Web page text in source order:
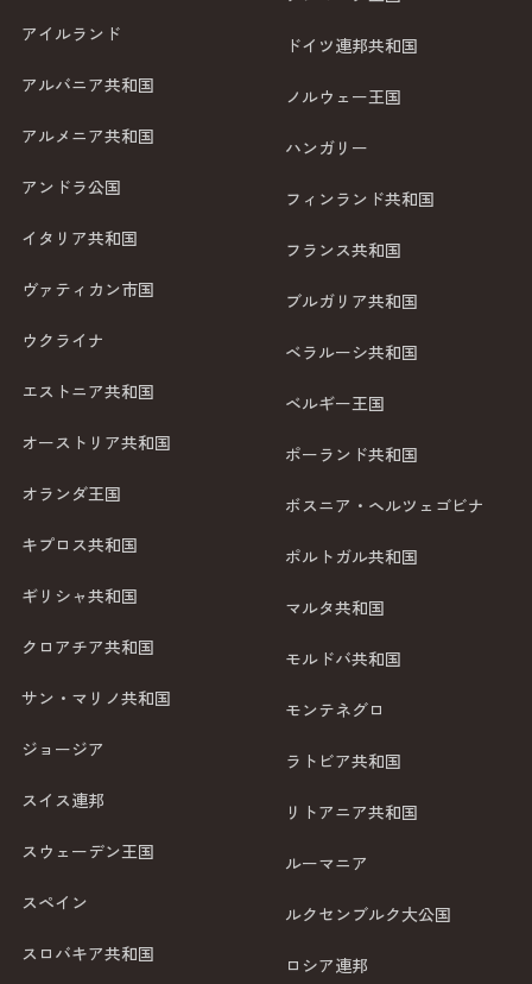
アイルランド
アルバニア共和国
アルメニア共和国
アンドラ公国
イタリア共和国
ヴァティカン市国
ウクライナ
エストニア共和国
オーストリア共和国
オランダ王国
キプロス共和国
ギリシャ共和国
クロアチア共和国
サン・マリノ共和国
ジョージア
スイス連邦
スウェーデン王国
スペイン
スロバキア共和国
ドイツ連邦共和国
ノルウェー王国
ハンガリー
フィンランド共和国
フランス共和国
ブルガリア共和国
ベラルーシ共和国
ベルギー王国
ポーランド共和国
ボスニア・ヘルツェゴビナ
ポルトガル共和国
マルタ共和国
モルドバ共和国
モンテネグロ
ラトビア共和国
リトアニア共和国
ルーマニア
ルクセンブルク大公国
ロシア連邦